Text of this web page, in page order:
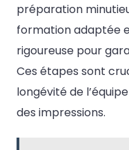
préparation
formation adaptée
rigoureuse pour
Ces étapes sont
longévité de
des impressions.